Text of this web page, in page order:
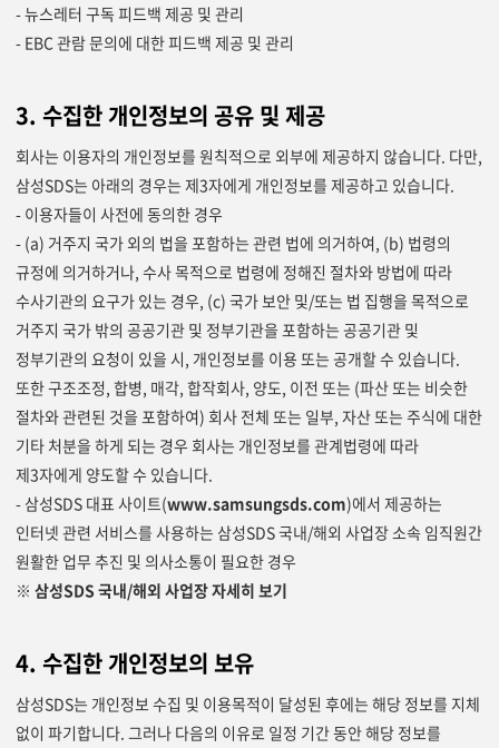
- 뉴스레터 구독 피드백 제공 및 관리
- EBC 관람 문의에 대한 피드백 제공 및 관리
3. 수집한 개인정보의 공유 및 제공
회사는 이용자의 개인정보를 원칙적으로 외부에 제공하지 않습니다. 다만,
삼성SDS는 아래의 경우는 제3자에게 개인정보를 제공하고 있습니다.
- 이용자들이 사전에 동의한 경우
- (a) 거주지 국가 외의 법을 포함하는 관련 법에 의거하여, (b) 법령의
규정에 의거하거나, 수사 목적으로 법령에 정해진 절차와 방법에 따라
수사기관의 요구가 있는 경우, (c) 국가 보안 및/또는 법 집행을 목적으로
거주지 국가 밖의 공공기관 및 정부기관을 포함하는 공공기관 및
정부기관의 요청이 있을 시, 개인정보를 이용 또는 공개할 수 있습니다.
또한 구조조정, 합병, 매각, 합작회사, 양도, 이전 또는 (파산 또는 비슷한
절차와 관련된 것을 포함하여) 회사 전체 또는 일부, 자산 또는 주식에 대한
기타 처분을 하게 되는 경우 회사는 개인정보를 관계법령에 따라
제3자에게 양도할 수 있습니다.
- 삼성SDS 대표 사이트(www.samsungsds.com)에서 제공하는
인터넷 관련 서비스를 사용하는 삼성SDS 국내/해외 사업장 소속 임직원간
원활한 업무 추진 및 의사소통이 필요한 경우
※ 삼성SDS 국내/해외 사업장 자세히 보기
4. 수집한 개인정보의 보유
삼성SDS는 개인정보 수집 및 이용목적이 달성된 후에는 해당 정보를 지체
없이 파기합니다. 그러나 다음의 이유로 일정 기간 동안 해당 정보를